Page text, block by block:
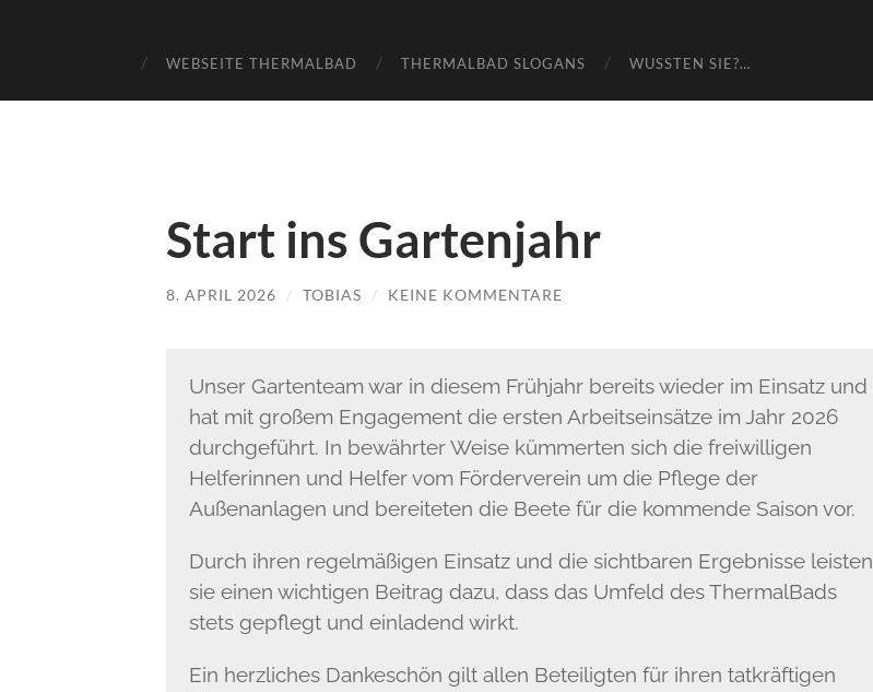
WEBSEITE THERMALBAD THERMALBAD SLOGANS WUSSTEN SIE?…
Start ins Gartenjahr
8. APRIL 2026 / TOBIAS / KEINE KOMMENTARE
Unser Gartenteam war in diesem Frühjahr bereits wieder im Einsatz und
hat mit großem Engagement die ersten Arbeitseinsätze im Jahr 2026
durchgeführt. In bewährter Weise kümmerten sich die freiwilligen
Helferinnen und Helfer vom Förderverein um die Pflege der
Außenanlagen und bereiteten die Beete für die kommende Saison vor.
Durch ihren regelmäßigen Einsatz und die sichtbaren Ergebnisse leisten
sie einen wichtigen Beitrag dazu, dass das Umfeld des ThermalBads
stets gepflegt und einladend wirkt.
Ein herzliches Dankeschön gilt allen Beteiligten für ihren tatkräftigen